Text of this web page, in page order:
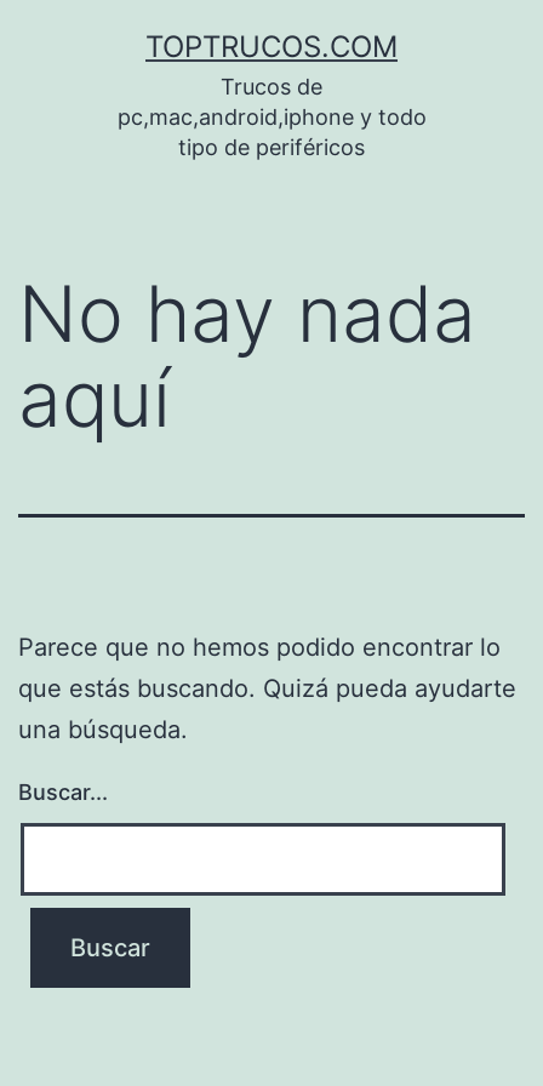
TOPTRUCOS.COM
Trucos de
pc,mac,android,iphone y todo
tipo de periféricos
No hay nada
aquí
Parece que no hemos podido encontrar lo
que estás buscando. Quizá pueda ayudarte
una búsqueda.
Buscar...